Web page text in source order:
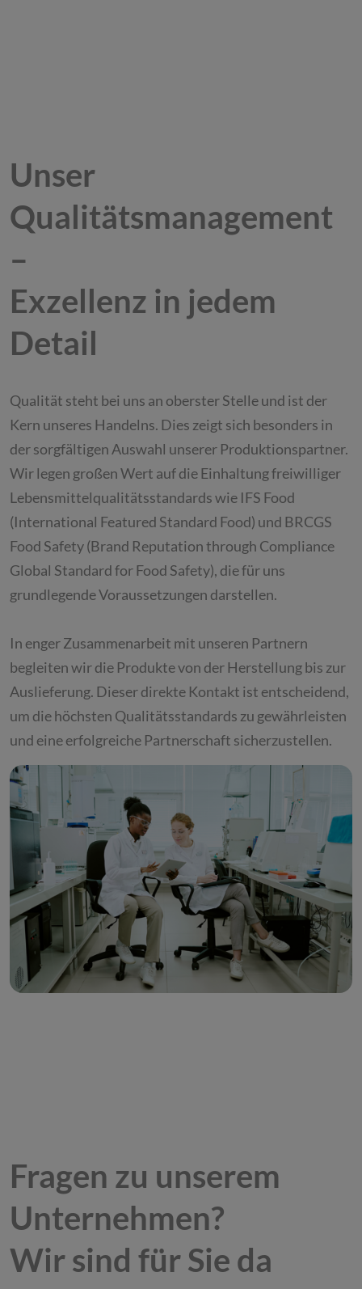
Unser
Qualitätsmanagement
–
Exzellenz in jedem
Detail
Qualität steht bei uns an oberster Stelle und ist der
Kern unseres Handelns. Dies zeigt sich besonders in
der sorgfältigen Auswahl unserer Produktionspartner.
Wir legen großen Wert auf die Einhaltung freiwilliger
Lebensmittelqualitätsstandards wie IFS Food
(International Featured Standard Food) und BRCGS
Food Safety (Brand Reputation through Compliance
Global Standard for Food Safety), die für uns
grundlegende Voraussetzungen darstellen.
In enger Zusammenarbeit mit unseren Partnern
begleiten wir die Produkte von der Herstellung bis zur
Auslieferung. Dieser direkte Kontakt ist entscheidend,
um die höchsten Qualitätsstandards zu gewährleisten
und eine erfolgreiche Partnerschaft sicherzustellen.
Fragen zu unserem
Unternehmen?
Wir sind für Sie da